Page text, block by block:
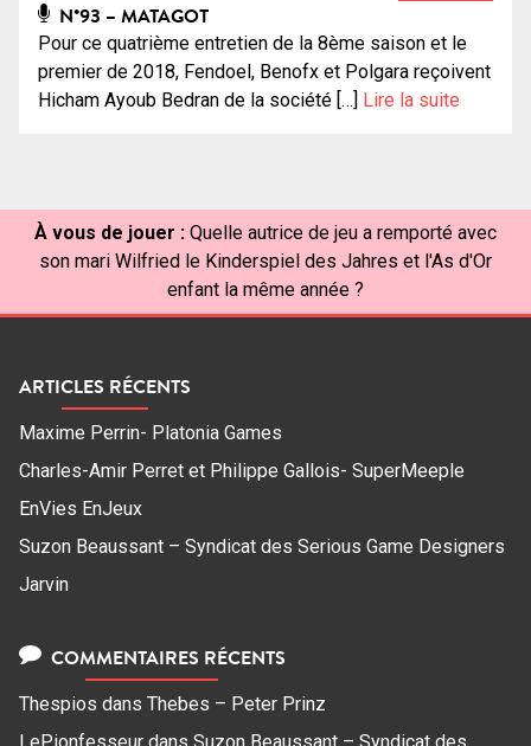
N°93 – MATAGOT
Pour ce quatrième entretien de la 8ème saison et le
premier de 2018, Fendoel, Benofx et Polgara reçoivent
Hicham Ayoub Bedran de la société […]
Lire la suite
À vous de jouer : Quelle autrice de jeu a remporté avec
son mari Wilfried le Kinderspiel des Jahres et l'As d'Or
enfant la même année ?
ARTICLES RÉCENTS
Maxime Perrin- Platonia Games
Charles-Amir Perret et Philippe Gallois- SuperMeeple
EnVies EnJeux
Suzon Beaussant – Syndicat des Serious Game Designers
Jarvin
COMMENTAIRES RÉCENTS
Thespios dans Thebes – Peter Prinz